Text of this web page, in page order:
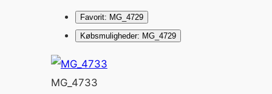
Favorit: MG_4729
Købsmuligheder: MG_4729
MG_4733